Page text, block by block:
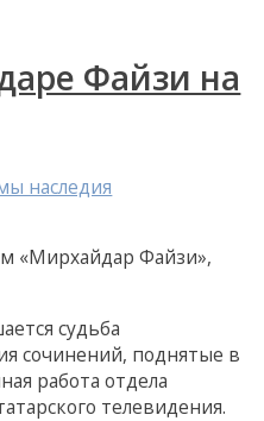
Файзи на
наследия
«Мирхайдар Файзи»,
судьба
сочинений, поднятые в
работа отдела
телевидения.